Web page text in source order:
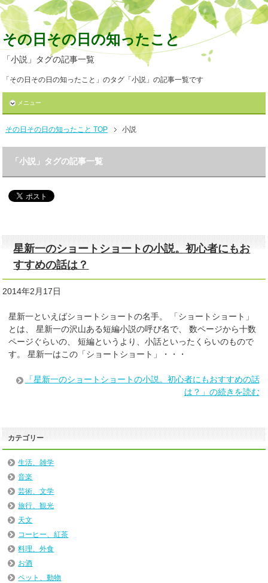
その日その日の知ったこと
「小説」タグの記事一覧
「その日その日の知ったこと」のタグ「小説」の記事一覧です
メニュー
その日その日の知ったこと TOP 小説
「小説」タグの記事一覧
星新一のショートショートの小説。初心者にもお
すすめの話は？
2014年2月17日
星新一といえばショートショートの名手。 「ショートショート」
とは、 星新一の沢山ある短編小説の呼び名で、 数ページから十数
ページぐらいの、 短編というより、小話といったくらいのもので
す。 星新一はこの「ショートショート」・・・
「星新一のショートショートの小説。初心者にもおすすめの話
は？」の続きを読む
カテゴリー
生活、雑学
音楽
芸術、文学
旅行、観光
天文
コーヒー、紅茶
料理、外食
お酒
ペット、動物